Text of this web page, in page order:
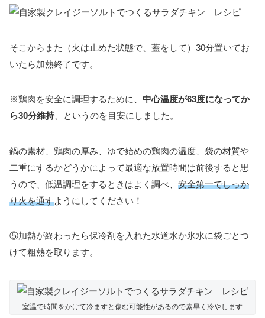
そこからまた（火は止めた状態で、蓋をして）30分置いてお
いたら加熱終了です。
※鶏肉を安全に調理するために、 中心温度が63度になってか
ら30分維持、というのを目安にしました。
鍋の素材、鶏肉の厚み、ゆで始めの鶏肉の温度、袋の材質や
二重にするかどうかによって最適な放置時間は前後すると思
うので、低温調理をするときはよく調べ、 安全第一でしっか
り火を通すようにしてください！
⑤加熱が終わったら保冷剤を入れた水道水か氷水に袋ごとつ
けて粗熱を取ります。
室温で時間をかけて冷ますと傷む可能性があるので素早く冷やします